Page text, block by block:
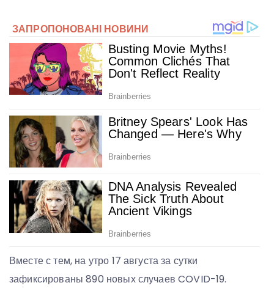
Вместе с тем, на утро 17 августа за сутки
зафиксированы 890 новых случаев COVID-19.